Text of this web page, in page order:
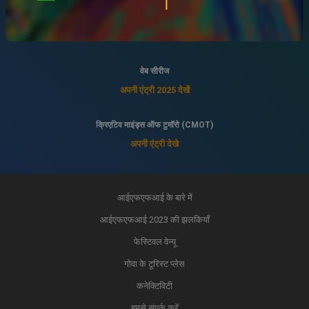
इंडियन पैनोरमा
वेब सीरीज
अपनी एंट्री 2025 देखें
क्रिएटिव माइंड्स ऑफ टुमॉरो (CMOT)
अपनी एंट्री देखे
आईएफएफआई के बारे में
आईएफएफआई 2023 की झलकियाँ
फेस्टिवल वेन्यू
गोवा के टूरिस्ट प्लेस
कनेक्टिविटी